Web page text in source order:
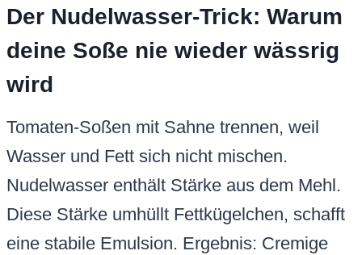
Der Nudelwasser-Trick: Warum
deine Soße nie wieder wässrig
wird
Tomaten-Soßen mit Sahne trennen, weil
Wasser und Fett sich nicht mischen.
Nudelwasser enthält Stärke aus dem Mehl.
Diese Stärke umhüllt Fettkügelchen, schafft
eine stabile Emulsion. Ergebnis: Cremige